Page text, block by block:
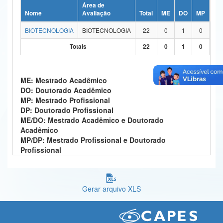
Ministério da Ciência, Tecnologia, Inovações e Comunicações
Ministério do Meio Ambiente
Controladoria-Geral da União
Ministério da Mulher, da Família e dos Direitos Humanos
Secretaria-Geral
Secretaria de Governo
Nome
Área de
Avaliação
Total ME DO MP
BIOTECNOLOGIA
BIOTECNOLOGIA 22 0 1 0
Totais
22 0 1 0
ME: Mestrado Acadêmico
DO: Doutorado Acadêmico
MP: Mestrado Profissional
DP: Doutorado Profissional
ME/DO: Mestrado Acadêmico e Doutorado
Acadêmico
MP/DP: Mestrado Profissional e Doutorado
Profissional
Gerar arquivo XLS